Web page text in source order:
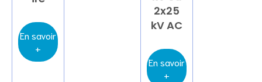
En savoir
+
2x25
kV AC
En savoir
+